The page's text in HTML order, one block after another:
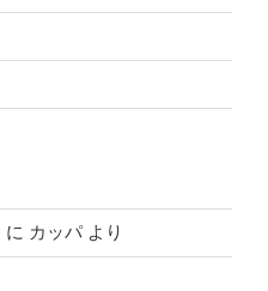
に カッパより